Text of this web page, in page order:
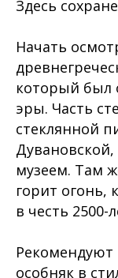
Здесь
Начать
который был
эры. Часть
стеклянной
музеем. Там
горит огонь,
в честь 2500-
особняк в